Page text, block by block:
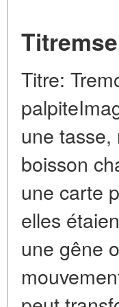
Titre:
une
boisson
une carte
elles
une gêne